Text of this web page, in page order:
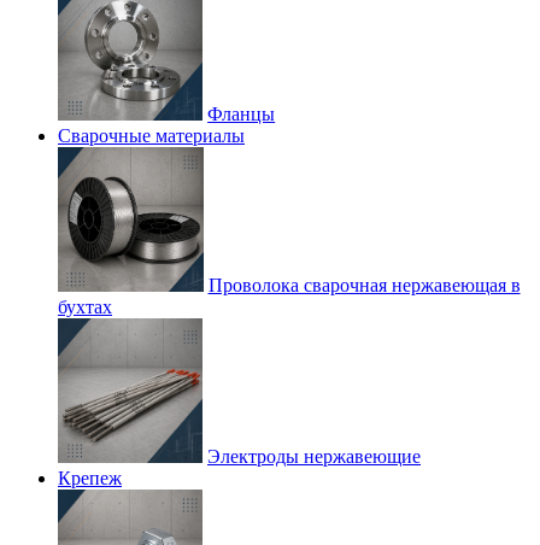
Фланцы
Сварочные материалы
Проволока сварочная нержавеющая в
бухтах
Электроды нержавеющие
Крепеж